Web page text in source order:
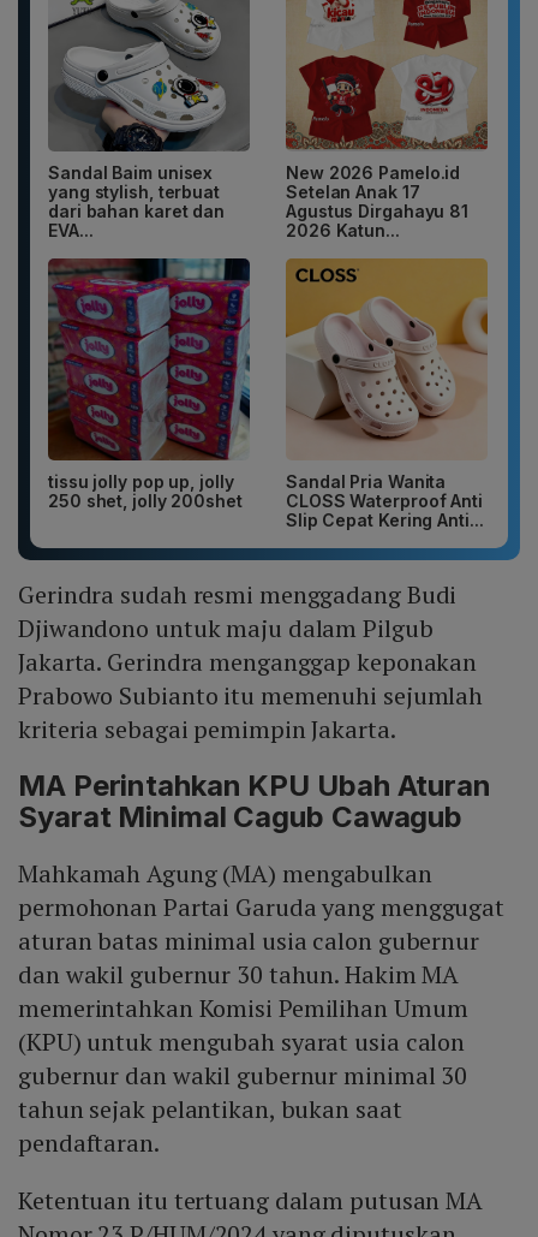
Sandal Baim unisex
yang stylish, terbuat
dari bahan karet dan
EVA...
New 2026 Pamelo.id
Setelan Anak 17
Agustus Dirgahayu 81
2026 Katun...
tissu jolly pop up, jolly
250 shet, jolly 200shet
Sandal Pria Wanita
CLOSS Waterproof Anti
Slip Cepat Kering Anti...
Gerindra sudah resmi menggadang Budi
Djiwandono untuk maju dalam Pilgub
Jakarta. Gerindra menganggap keponakan
Prabowo Subianto itu memenuhi sejumlah
kriteria sebagai pemimpin Jakarta.
MA Perintahkan KPU Ubah Aturan
Syarat Minimal Cagub Cawagub
Mahkamah Agung (MA) mengabulkan
permohonan Partai Garuda yang menggugat
aturan batas minimal usia calon gubernur
dan wakil gubernur 30 tahun. Hakim MA
memerintahkan Komisi Pemilihan Umum
(KPU) untuk mengubah syarat usia calon
gubernur dan wakil gubernur minimal 30
tahun sejak pelantikan, bukan saat
pendaftaran.
Ketentuan itu tertuang dalam putusan MA